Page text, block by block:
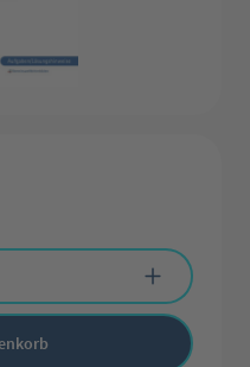
Wert ein oder benutze die